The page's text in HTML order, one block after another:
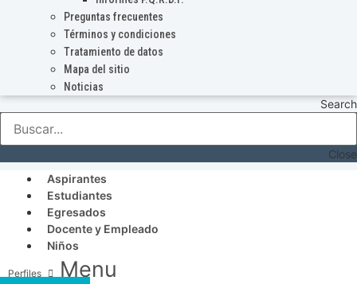
Preguntas frecuentes
Términos y condiciones
Tratamiento de datos
Mapa del sitio
Noticias
Search
Close
Aspirantes
Estudiantes
Egresados
Docente y Empleado
Niños
Menu